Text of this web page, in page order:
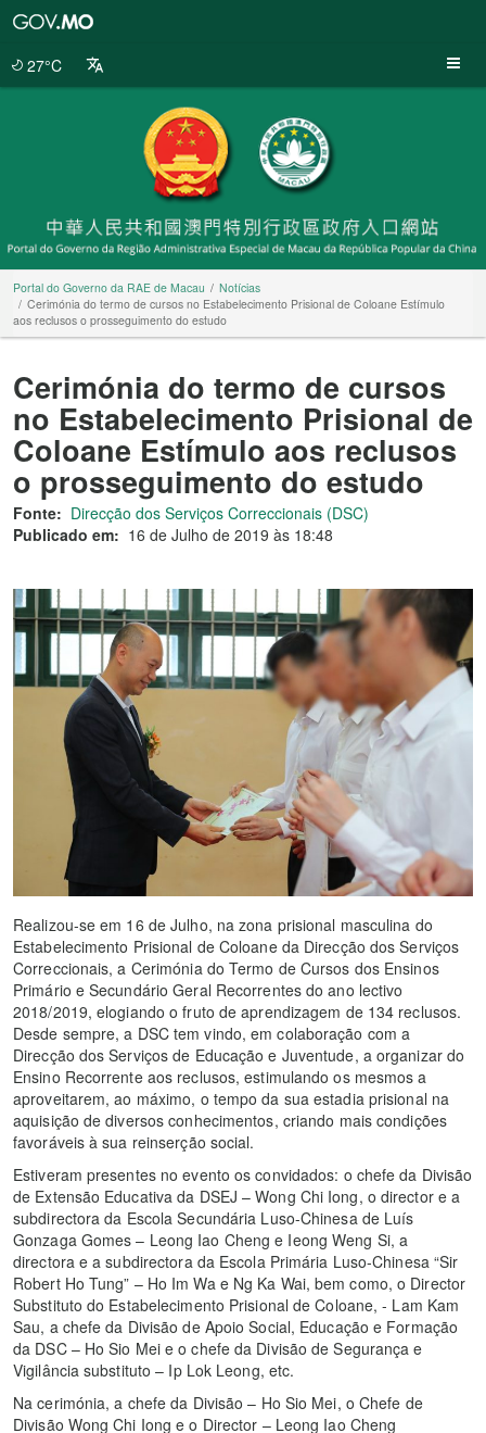
27°C
Portal do Governo da RAE de Macau
Notícias
Cerimónia do termo de cursos no Estabelecimento Prisional de Coloane Estímulo
aos reclusos o prosseguimento do estudo
Cerimónia do termo de cursos
no Estabelecimento Prisional de
Coloane Estímulo aos reclusos
o prosseguimento do estudo
Fonte: Direcção dos Serviços Correccionais (DSC)
Publicado em: 16 de Julho de 2019 às 18:48
Realizou-se em 16 de Julho, na zona prisional masculina do
Estabelecimento Prisional de Coloane da Direcção dos Serviços
Correccionais, a Cerimónia do Termo de Cursos dos Ensinos
Primário e Secundário Geral Recorrentes do ano lectivo
2018/2019, elogiando o fruto de aprendizagem de 134 reclusos.
Desde sempre, a DSC tem vindo, em colaboração com a
Direcção dos Serviços de Educação e Juventude, a organizar do
Ensino Recorrente aos reclusos, estimulando os mesmos a
aproveitarem, ao máximo, o tempo da sua estadia prisional na
aquisição de diversos conhecimentos, criando mais condições
favoráveis à sua reinserção social.
Estiveram presentes no evento os convidados: o chefe da Divisão
de Extensão Educativa da DSEJ – Wong Chi Iong, o director e a
subdirectora da Escola Secundária Luso-Chinesa de Luís
Gonzaga Gomes – Leong Iao Cheng e Ieong Weng Si, a
directora e a subdirectora da Escola Primária Luso-Chinesa “Sir
Robert Ho Tung” – Ho Im Wa e Ng Ka Wai, bem como, o Director
Substituto do Estabelecimento Prisional de Coloane, - Lam Kam
Sau, a chefe da Divisão de Apoio Social, Educação e Formação
da DSC – Ho Sio Mei e o chefe da Divisão de Segurança e
Vigilância substituto – Ip Lok Leong, etc.
Na cerimónia, a chefe da Divisão – Ho Sio Mei, o Chefe de
Divisão Wong Chi Iong e o Director – Leong Iao Cheng